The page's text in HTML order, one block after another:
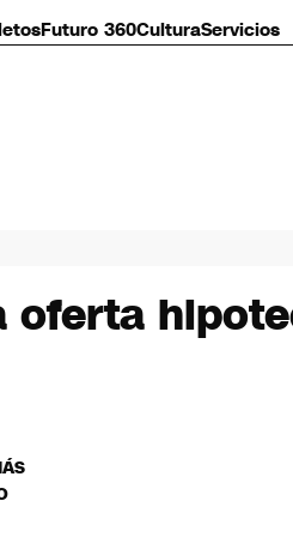
Futuro 360CulturaServicios
oferta